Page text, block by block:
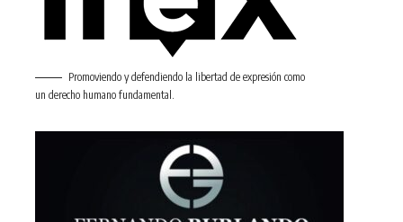
Promoviendo y defendiendo la libertad de expresión como
un derecho humano fundamental.